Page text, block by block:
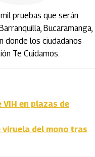
pruebas que serán
Bucaramanga,
donde los ciudadanos
Te Cuidamos.
en plazas de
viruela del mono tras